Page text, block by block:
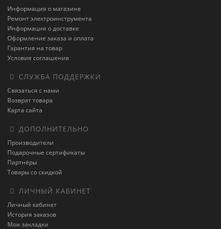
Информация о магазине
Ремонт электроинструмента
Информация о доставке
Оформление заказа и оплата
Гарантия на товар
Условия соглашения
СЛУЖБА ПОДДЕРЖКИ
Связаться с нами
Возврат товара
Карта сайта
ДОПОЛНИТЕЛЬНО
Производители
Подарочные сертификаты
Партнёры
Товары со скидкой
ЛИЧНЫЙ КАБИНЕТ
Личный кабинет
История заказов
Мои закладки